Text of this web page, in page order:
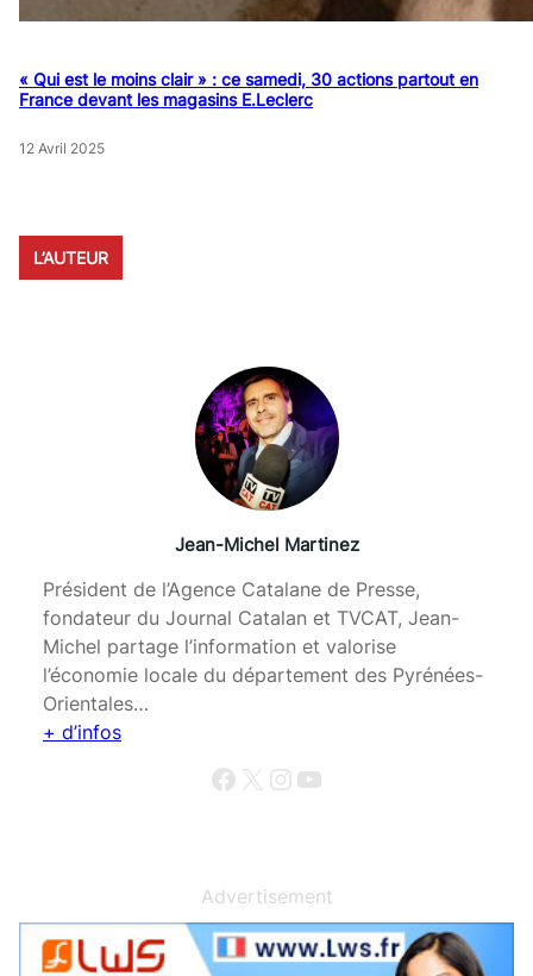
« Qui est le moins clair » : ce samedi, 30 actions partout en
France devant les magasins E.Leclerc
12 Avril 2025
L’AUTEUR
Jean-Michel Martinez
Président de l’Agence Catalane de Presse,
fondateur du Journal Catalan et TVCAT, Jean-
Michel partage l’information et valorise
l’économie locale du département des Pyrénées-
Orientales…
+ d’infos
Facebook X Instagram YouTube
Advertisement